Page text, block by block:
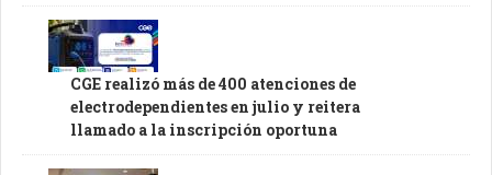
CGE realizó más de 400 atenciones de
electrodependientes en julio y reitera
llamado a la inscripción oportuna